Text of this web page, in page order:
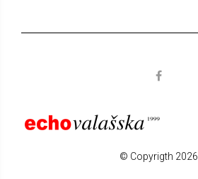
© Copyrigth 2026